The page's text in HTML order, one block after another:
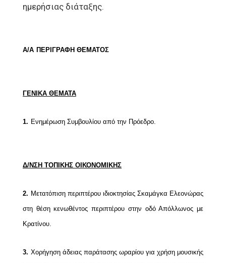
ημερήσιας διάταξης.
Α/Α ΠΕΡΙΓΡΑΦΗ ΘΕΜΑΤΟΣ
ΓΕΝΙΚΑ ΘΕΜΑΤΑ
1. Ενημέρωση Συμβουλίου από την Πρόεδρο.
Δ/ΝΣΗ ΤΟΠΙΚΗΣ ΟΙΚΟΝΟΜΙΚΗΣ
2. Μετατόπιση περιπτέρου ιδιοκτησίας Σκαμάγκα Ελεονώρας
στη θέση κενωθέντοςπεριπτέρου στην οδό Απόλλωνος με
Κρατίνου.
3. Χορήγηση άδειας παράτασης ωραρίου για χρήση μουσικής